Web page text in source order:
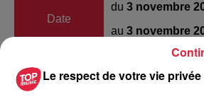
Date
du 3 novembre
au 3 novembre
Le respect de votre vie